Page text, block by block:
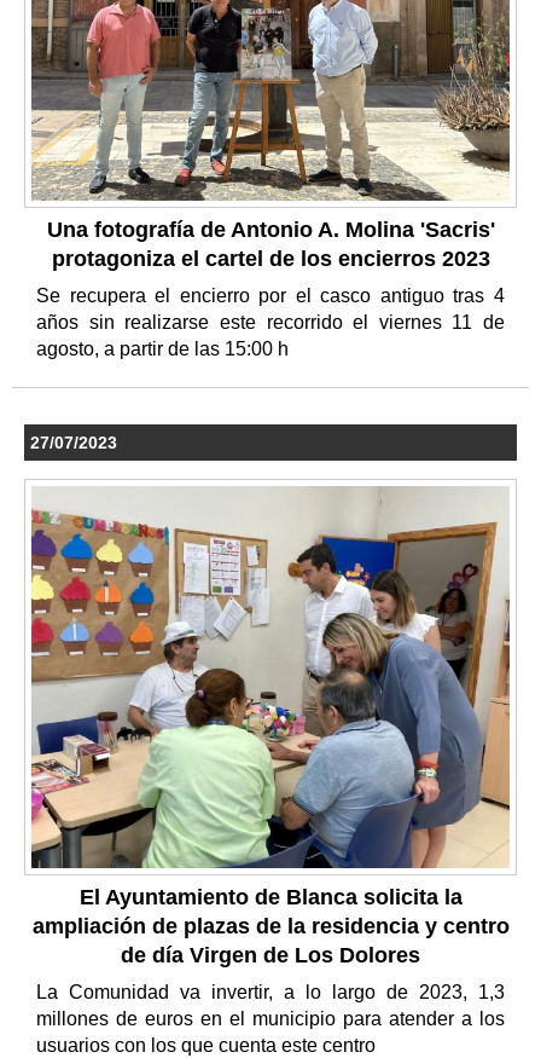
Una fotografía de Antonio A. Molina 'Sacris'
protagoniza el cartel de los encierros 2023
Se recupera el encierro por el casco antiguo tras 4
años sin realizarse este recorrido el viernes 11 de
agosto, a partir de las 15:00 h
27/07/2023
El Ayuntamiento de Blanca solicita la
ampliación de plazas de la residencia y centro
de día Virgen de Los Dolores
La Comunidad va invertir, a lo largo de 2023, 1,3
millones de euros en el municipio para atender a los
usuarios con los que cuenta este centro